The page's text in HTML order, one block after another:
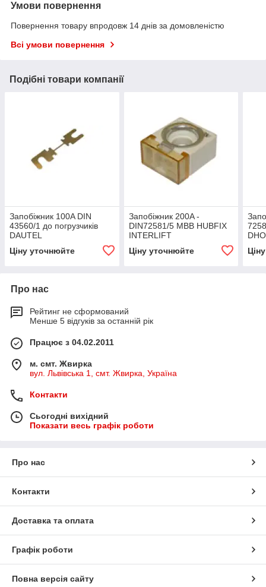
Умови повернення
Повернення товару впродовж 14 днів за домовленістю
Всі умови повернення
Подібні товари компанії
Запобіжник 100A DIN
43560/1 до погрузчиків
DAUTEL
Ціну уточнюйте
Запобіжник 200A -
DIN72581/5 MBB HUBFIX
INTERLIFT
Ціну уточнюйте
Про нас
Рейтинг не сформований
Менше 5 відгуків за останній рік
Працює з 04.02.2011
м. смт. Жвирка
вул. Львівська 1, смт. Жвирка, Україна
Контакти
Сьогодні вихідний
Показати весь графік роботи
Про нас
Контакти
Доставка та оплата
Графік роботи
Повна версія сайту